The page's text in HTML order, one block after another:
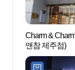
Charm &
앤참 제주점)